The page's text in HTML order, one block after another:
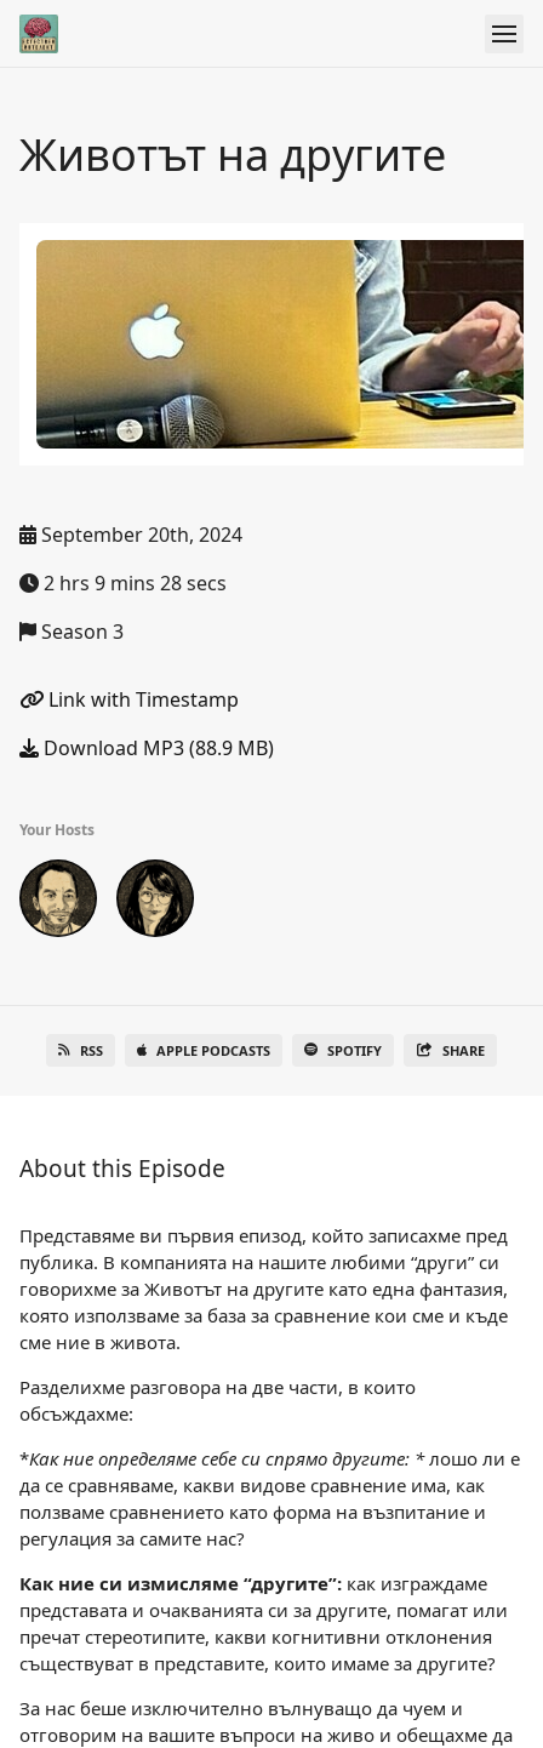
Животът на другите
September 20th, 2024
2 hrs 9 mins 28 secs
Season 3
Link with Timestamp
Download MP3 (88.9 MB)
Your Hosts
RSS APPLE PODCASTS SPOTIFY SHARE
About this Episode
Представяме ви първия епизод, който записахме пред
публика. В компанията на нашите любими “други” си
говорихме за Животът на другите като една фантазия,
която използваме за база за сравнение кои сме и къде
сме ние в живота.
Разделихме разговора на две части, в които
обсъждахме:
*Как ние определяме себе си спрямо другите: *лошо ли е
да се сравняваме, какви видове сравнение има, как
ползваме сравнението като форма на възпитание и
регулация за самите нас?
Как ние си измисляме “другите”: как изграждаме
представата и очакванията си за другите, помагат или
пречат стереотипите, какви когнитивни отклонения
съществуват в представите, които имаме за другите?
За нас беше изключително вълнуващо да чуем и
отговорим на вашите въпроси на живо и обещахме да